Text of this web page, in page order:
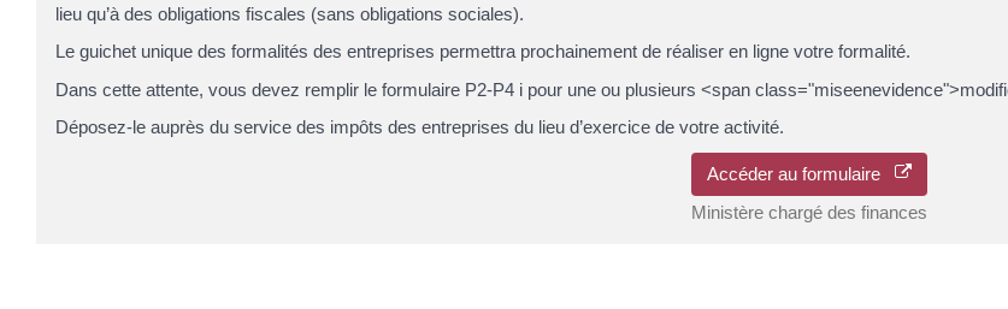
lieu qu’à des obligations fiscales (sans obligations sociales).
Le guichet unique des formalités des entreprises permettra prochainement de réaliser en ligne votre formalité.
Dans cette attente, vous devez remplir le formulaire P2-P4 i pour une ou plusieurs <span
Déposez-le auprès du service des impôts des entreprises du lieu d’exercice de votre activité.
Accéder au formulaire
Ministère chargé des finances